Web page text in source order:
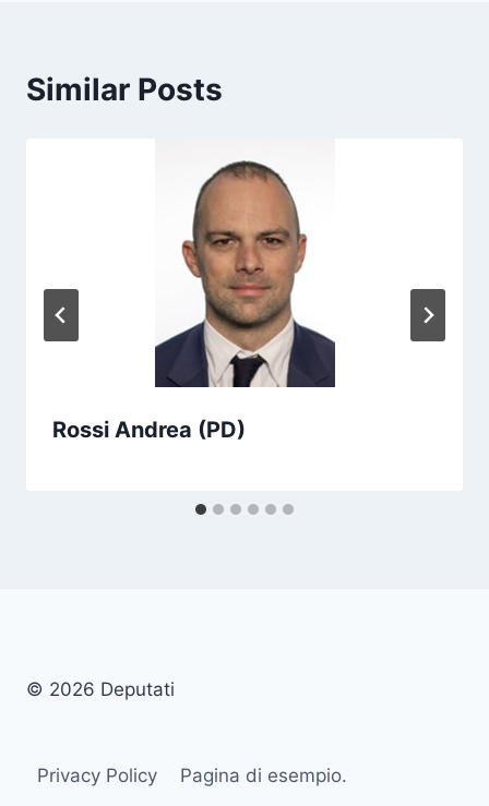
Similar Posts
Rossi Andrea (PD)
© 2026 Deputati
Privacy Policy Pagina di esempio.